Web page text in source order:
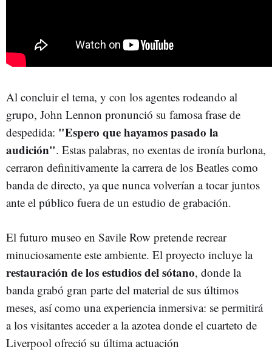
Al concluir el tema, y con los agentes rodeando al
grupo, John Lennon pronunció su famosa frase de
despedida: "Espero que hayamos pasado la
audición". Estas palabras, no exentas de ironía burlona,
cerraron definitivamente la carrera de los Beatles como
banda de directo, ya que nunca volverían a tocar juntos
ante el público fuera de un estudio de grabación.
El futuro museo en Savile Row pretende recrear
minuciosamente este ambiente. El proyecto incluye la
restauración de los estudios del sótano, donde la
banda grabó gran parte del material de sus últimos
meses, así como una experiencia inmersiva: se permitirá
a los visitantes acceder a la azotea donde el cuarteto de
Liverpool ofreció su última actuación